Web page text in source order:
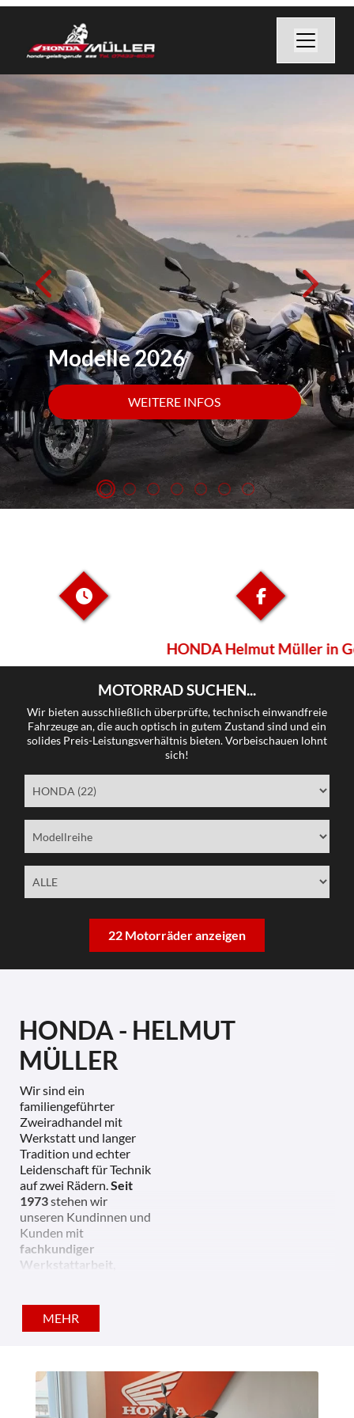
Modelle 2026
WEITERE INFOS
HONDA Helmut Müller in
MOTORRAD SUCHEN...
Wir bieten ausschließlich überprüfte, technisch einwandfreie
Fahrzeuge an, die auch optisch in gutem Zustand sind und ein
solides Preis-Leistungsverhältnis bieten. Vorbeischauen lohnt
sich!
22 Motorräder anzeigen
HONDA - HELMUT
MÜLLER
Wir sind ein
familiengeführter
Zweiradhandel mit
Werkstatt und langer
Tradition und echter
Leidenschaft für Technik
auf zwei Rädern.Seit
1973stehen wir
unseren Kundinnen und
Kunden mit
fachkundiger
Werkstattarbeit,
Umgang zur Seite.
bieten wirService,
Reparaturen
für
Motorräder und Roller
MEHR